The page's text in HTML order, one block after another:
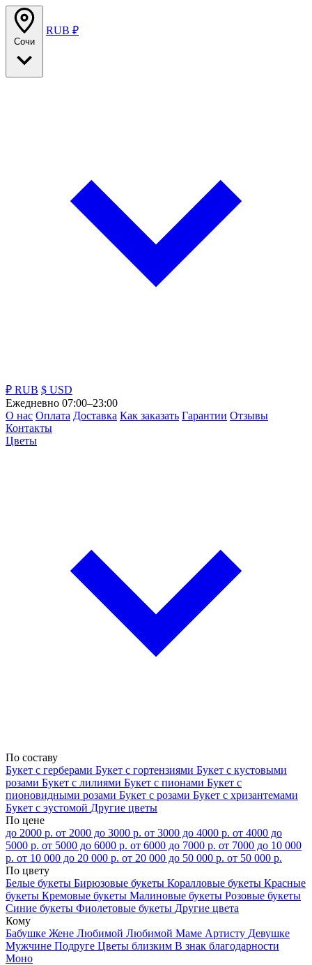
Сочи
RUB ₽
₽ RUB $ USD
Ежедневно 07:00–23:00
О нас Оплата Доставка Как заказать Гарантии Отзывы
Контакты
Цветы
По составу
Букет с герберами Букет с гортензиями Букет с кустовыми
розами Букет с лилиями Букет с пионами Букет с
пионовидными розами Букет с розами Букет с хризантемами
Букет с эустомой Другие цветы
По цене
до 2000 р. от 2000 до 3000 р. от 3000 до 4000 р. от 4000 до
5000 р. от 5000 до 6000 р. от 6000 до 7000 р. от 7000 до 10 000
р. от 10 000 до 20 000 р. от 20 000 до 50 000 р. от 50 000 р.
По цвету
Белые букеты Бирюзовые букеты Коралловые букеты Красные
букеты Кремовые букеты Малиновые букеты Розовые букеты
Синие букеты Фиолетовые букеты Другие цвета
Кому
Бабушке Жене Любимой Любимой Маме Артисту Девушке
Мужчине Подруге Цветы близким В знак благодарности
Моно